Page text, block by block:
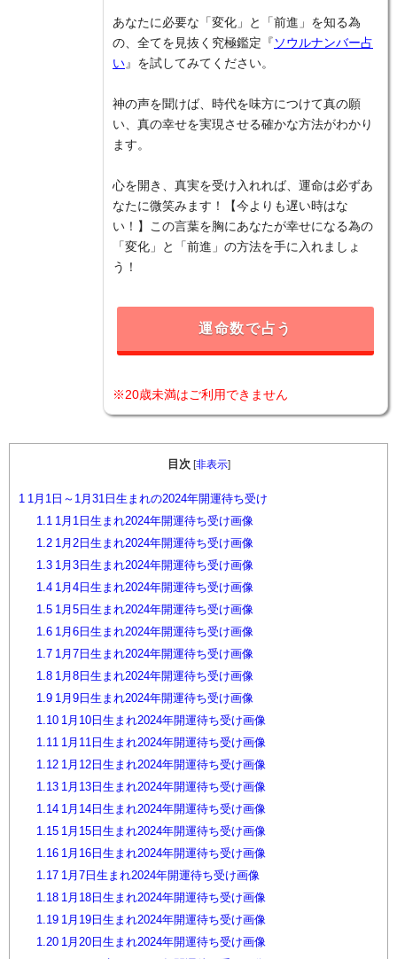
あなたに必要な「変化」と「前進」を知る為
の、全てを見抜く究極鑑定『 ソウルナンバー占
い 』を試してみてください。
神の声を聞けば、時代を味方につけて真の願
い、真の幸せを実現させる確かな方法がわかり
ます。
心を開き、真実を受け入れれば、運命は必ずあ
なたに微笑みます！【今よりも遅い時はな
い！】この言葉を胸にあなたが幸せになる為の
「変化」と「前進」の方法を手に入れましょ
う！
運命数で占う
※20歳未満はご利用できません
目次 [非表示]
1
1月1日～1月31日生まれの2024年開運待ち受け
1.1
1月1日生まれ2024年開運待ち受け画像
1.21月2日生まれ2024年開運待ち受け画像
1.31月3日生まれ2024年開運待ち受け画像
1.41月4日生まれ2024年開運待ち受け画像
1.51月5日生まれ2024年開運待ち受け画像
1.61月6日生まれ2024年開運待ち受け画像
1.71月7日生まれ2024年開運待ち受け画像
1.81月8日生まれ2024年開運待ち受け画像
1.91月9日生まれ2024年開運待ち受け画像
1.101月10日生まれ2024年開運待ち受け画像
1.11
1月11日生まれ2024年開運待ち受け画像
1.121月12日生まれ2024年開運待ち受け画像
1.131月13日生まれ2024年開運待ち受け画像
1.141月14日生まれ2024年開運待ち受け画像
1.151月15日生まれ2024年開運待ち受け画像
1.161月16日生まれ2024年開運待ち受け画像
1.171月7日生まれ2024年開運待ち受け画像
1.181月18日生まれ2024年開運待ち受け画像
1.191月19日生まれ2024年開運待ち受け画像
1.201月20日生まれ2024年開運待ち受け画像